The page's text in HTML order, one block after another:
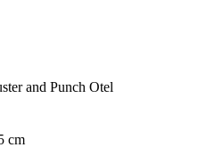
and Punch Otel
cm